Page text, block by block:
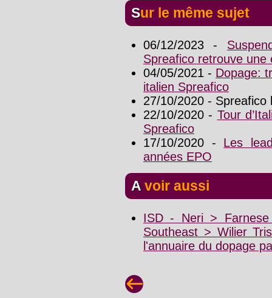
Sur le même sujet
06/12/2023 -
Spreafico retrouve une
04/05/2021 - Dopage:
italien Spreafico
27/10/2020 - Spreafico
22/10/2020 - Tour
Spreafico
17/10/2020 - Les
années EPO
A voir aussi
ISD - Neri >
Southeast > Wilier
l'annuaire du dopage